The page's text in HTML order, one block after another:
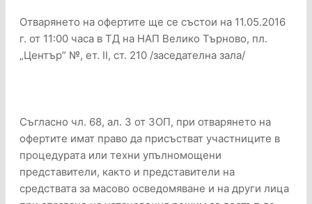
Отварянето на офертите ще се състои на 11.05.2016
г. от 11:00 часа в ТД на НАП Велико Търново, пл.
„Център” №, ет. ІІ, ст. 210 /заседателна зала/
Съгласно чл. 68, ал. 3 от ЗОП, при отварянето на
офертите имат право да присъстват участниците в
процедурата или техни упълномощени
представители, както и представители на
средствата за масово осведомяване и на други лица